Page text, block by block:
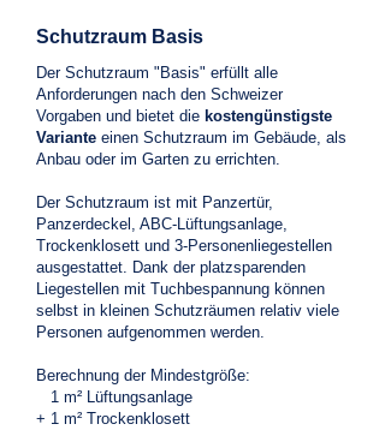
Schutzraum Basis
Der Schutzraum "Basis" erfüllt alle
Anforderungen nach den Schweizer
Vorgaben und bietet die kostengünstigste
Variante einen Schutzraum im Gebäude, als
Anbau oder im Garten zu errichten.
Der Schutzraum ist mit Panzertür,
Panzerdeckel, ABC-Lüftungsanlage,
Trockenklosett und 3-Personenliegestellen
ausgestattet. Dank der platzsparenden
Liegestellen mit Tuchbespannung können
selbst in kleinen Schutzräumen relativ viele
Personen aufgenommen werden.
Berechnung der Mindestgröße:
1 m² Lüftungsanlage
+ 1 m² Trockenklosett